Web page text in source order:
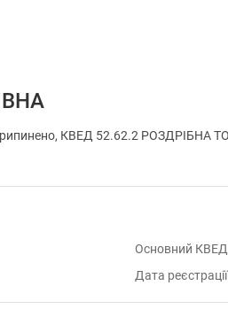
КВЕД 52.62.2 РОЗДРІБНА
Основний КВЕД
Дата реєстрації